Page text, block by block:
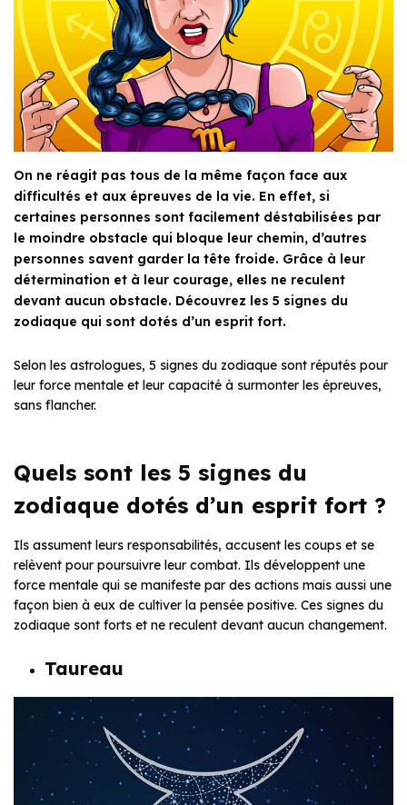
On ne réagit pas tous de la même façon face aux
difficultés et aux épreuves de la vie. En effet, si
certaines personnes sont facilement déstabilisées par
le moindre obstacle qui bloque leur chemin, d’autres
personnes savent garder la tête froide. Grâce à leur
détermination et à leur courage, elles ne reculent
devant aucun obstacle. Découvrez les 5 signes du
zodiaque qui sont dotés d’un esprit fort.
Selon les astrologues, 5 signes du zodiaque sont réputés pour
leur force mentale et leur capacité à surmonter les épreuves,
sans flancher.
Quels sont les 5 signes du
zodiaque dotés d’un esprit fort ?
Ils assument leurs responsabilités, accusent les coups et se
relèvent pour poursuivre leur combat. Ils développent une
force mentale qui se manifeste par des actions mais aussi une
façon bien à eux de cultiver la pensée positive. Ces signes du
zodiaque sont forts et ne reculent devant aucun changement.
Taureau